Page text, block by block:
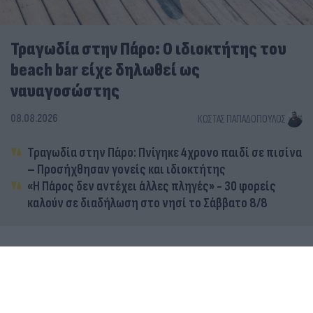
Τραγωδία στην Πάρο: Ο ιδιοκτήτης του
beach bar είχε δηλωθεί ως
ναυαγοσώστης
08.08.2026 ΚΏΣΤΑΣ ΠΑΠΑΔΌΠΟΥΛΟΣ
Τραγωδία στην Πάρο: Πνίγηκε 4χρονο παιδί σε πισίνα
– Προσήχθησαν γονείς και ιδιοκτήτης
«Η Πάρος δεν αντέχει άλλες πληγές» - 30 φορείς
καλούν σε διαδήλωση στο νησί το Σάββατο 8/8